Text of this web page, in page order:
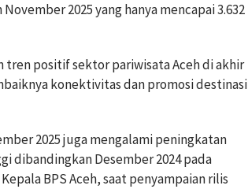
2025 yang hanya mencapai 3.632
positif sektor pariwisata Aceh di akhir
konektivitas dan promosi destinasi
2025 juga mengalami peningkatan
dibandingkan Desember 2024 pada
BPS Aceh, saat penyampaian rilis